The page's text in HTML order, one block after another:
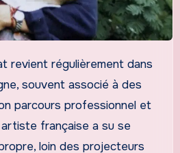
souvent associé à des
parcours professionnel et
française a su se
loin des projecteurs